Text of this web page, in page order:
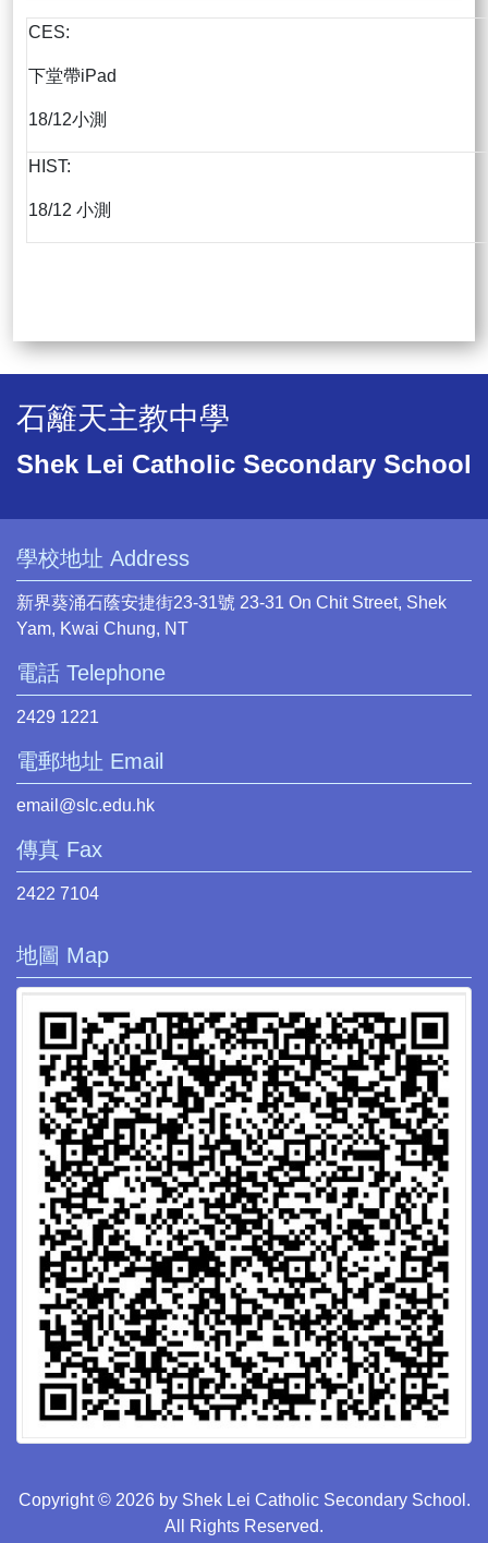
CES:
下堂帶iPad
18/12小測
HIST:
18/12 小測
石籬天主教中學
Shek Lei Catholic Secondary School
學校地址 Address
新界葵涌石蔭安捷街23-31號 23-31 On Chit Street, Shek
Yam, Kwai Chung, NT
電話 Telephone
2429 1221
電郵地址 Email
email@slc.edu.hk
傳真 Fax
2422 7104
地圖 Map
Copyright © 2026 by Shek Lei Catholic Secondary School.
All Rights Reserved.